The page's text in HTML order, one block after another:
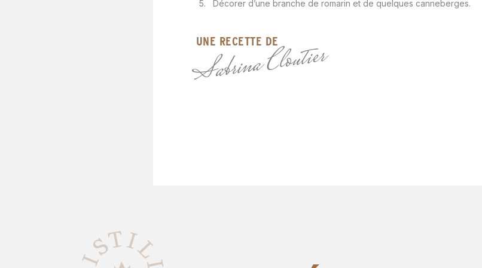
Décorer d’une branche de romarin et de quelques canneberges.
UNE RECETTE DE
Sabrina Cloutier